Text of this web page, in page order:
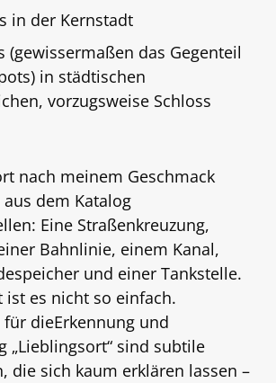
in der Kernstadt
(gewissermaßen das Gegenteil
in städtischen
vorzugsweise Schloss
nach meinem Geschmack
dem Katalog
Eine Straßenkreuzung,
Bahnlinie, einem Kanal,
und einer Tankstelle.
ist es nicht so einfach.
dieErkennung und
„Lieblingsort“ sind subtile
die sich kaum erklären lassen –